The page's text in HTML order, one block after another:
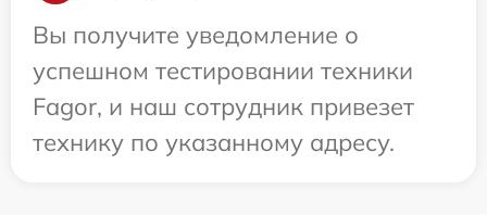
Вы получите уведомление о
успешном тестировании техники
Fagor, и наш сотрудник привезет
технику по указанному адресу.